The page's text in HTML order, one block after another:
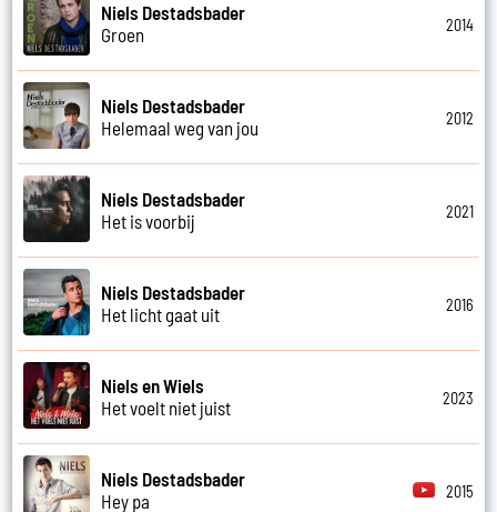
Niels Destadsbader
Groen
2014
Niels Destadsbader
Helemaal weg van jou
2012
Niels Destadsbader
Het is voorbij
2021
Niels Destadsbader
Het licht gaat uit
2016
Niels en Wiels
Het voelt niet juist
2023
Niels Destadsbader
Hey pa
2015